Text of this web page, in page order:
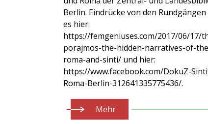
Berlin. Eindrücke von den
es hier:
https://femgeniuses.com/2017/06/17/
porajmos-the-hidden-narratives-of-
roma-and-sinti/ und hier:
https://www.facebook.com/DokuZ-
Roma-Berlin-312641335775436/.
Mehr